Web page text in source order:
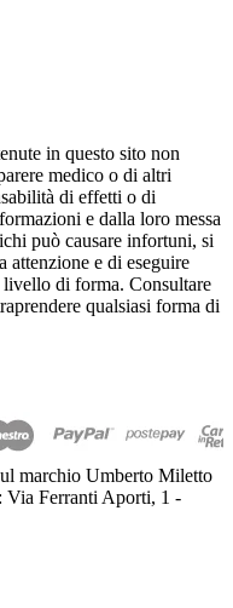
in questo sito non
medico o di altri
di effetti o di
e dalla loro messa
può causare infortuni, si
attenzione e di eseguire
di forma. Consultare
qualsiasi forma di
marchio Umberto Miletto
Via Ferranti Aporti, 1 -